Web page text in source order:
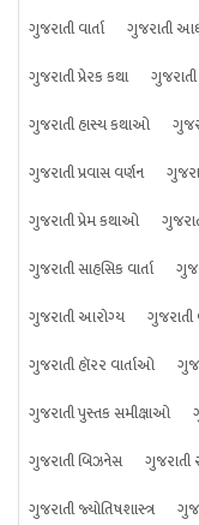
ગુજરાતી વાર્તા ગુજરાતી
ગુજરાતી પ્રેરક કથા
ગુજરાતી હાસ્ય કથાઓ
ગુજરાતી પ્રવાસ વર્ણન
ગુજરાતી પ્રેમ કથાઓ
ગુજરાતી સાહસિક વાર્તા
ગુજરાતી આરોગ્ય
ગુજરાતી
ગુજરાતી હૉરર વાર્તાઓ
ગુજરાતી પુસ્તક સમીક્ષાઓ
ગુજરાતી બિઝનેસ
ગુજરાતી જ્યોતિષશાસ્ત્ર